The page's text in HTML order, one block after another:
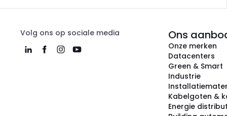
Volg ons op sociale media Ons
Onze merken
Datacenters
Green & Smart
Industrie
Kabelgoten &
Energie